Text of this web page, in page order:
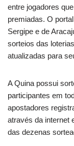
entre jogadores
premiadas. O portal
Sergipe e de
sorteios das
atualizadas para
A Quina possui
participantes em
apostadores
através da internet
das dezenas